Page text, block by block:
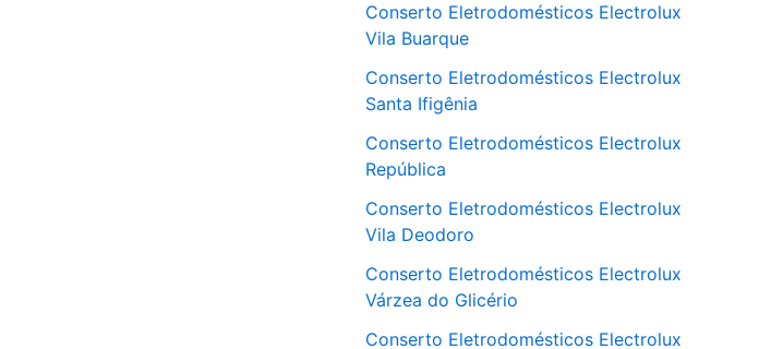
Conserto Eletrodomésticos Electrolux
Vila Buarque
Conserto Eletrodomésticos Electrolux
Santa Ifigênia
Conserto Eletrodomésticos Electrolux
República
Conserto Eletrodomésticos Electrolux
Vila Deodoro
Conserto Eletrodomésticos Electrolux
Várzea do Glicério
Conserto Eletrodomésticos Electrolux